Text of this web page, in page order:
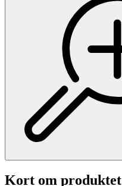
Kort om produktet